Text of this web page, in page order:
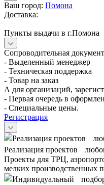
Ваш город: Помона
Доставка:
Пункты выдачи в г.Помона
Сопроводительная
- Выделенный менеджер
- Техническая поддержка
- Товар на заказ
А для организаций,
- Первая очередь в
- Специальные цены.
Регистрация
Реализация проектов
Проекты для ТРЦ,
мелких производственных